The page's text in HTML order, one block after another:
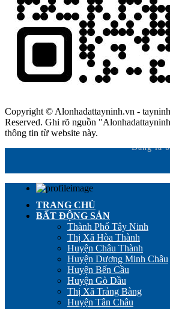
Copyright © Alonhadattayninh.vn -
Reserved. Ghi rõ nguồn
thông tin từ website này.
Đăng là
TRANG CHỦ
BẤT ĐỘNG SẢN
Thành Phố Tây Ninh
Thị Xã Hòa Thành
Huyện Châu Thành
Huyện Dương Minh Châu
Huyện Bến Cầu
Huyện Gò Dầu
Thị Xã Trảng Bàng
Huyện Tân Châu